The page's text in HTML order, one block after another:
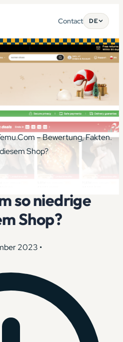
Contact DE
– Bewertung, Fakten.
Shop?
so niedrige
Shop?
2023 •